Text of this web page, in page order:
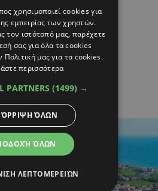
χρησιμοποιεί cookies για
εμπειρίας των χρηστών.
τον ιστότοπό μας, παρέχετε
σας για όλα τα cookies
μας για τα cookies.
περισσότερα
PARTNERS (1499) →
ΌΛΩΝ
ΌΛΩΝ
ΛΕΠΤΟΜΕΡΕΙΏΝ